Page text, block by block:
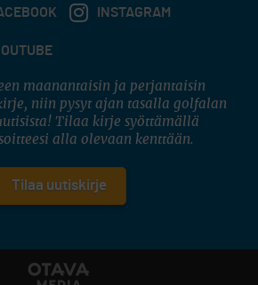
INSTAGRAM
maanantaisin ja perjantaisin
niin pysyt ajan tasalla golfalan
Tilaa kirje syöttämällä
alla olevaan kenttään.
Tilaa uutiskirje